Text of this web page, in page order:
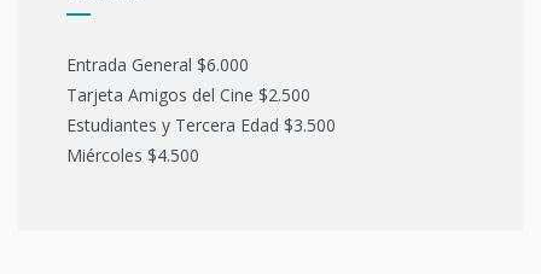
Entrada General $6.000
Tarjeta Amigos del Cine $2.500
Estudiantes y Tercera Edad $3.500
Miércoles $4.500